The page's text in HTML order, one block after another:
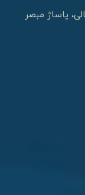
پاساژ مبصر